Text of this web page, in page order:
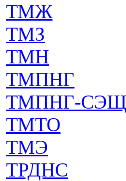
ТМЖ
ТМЗ
ТМН
ТМПНГ
ТМПНГ-СЭЩ
ТМТО
ТМЭ
ТРДНС